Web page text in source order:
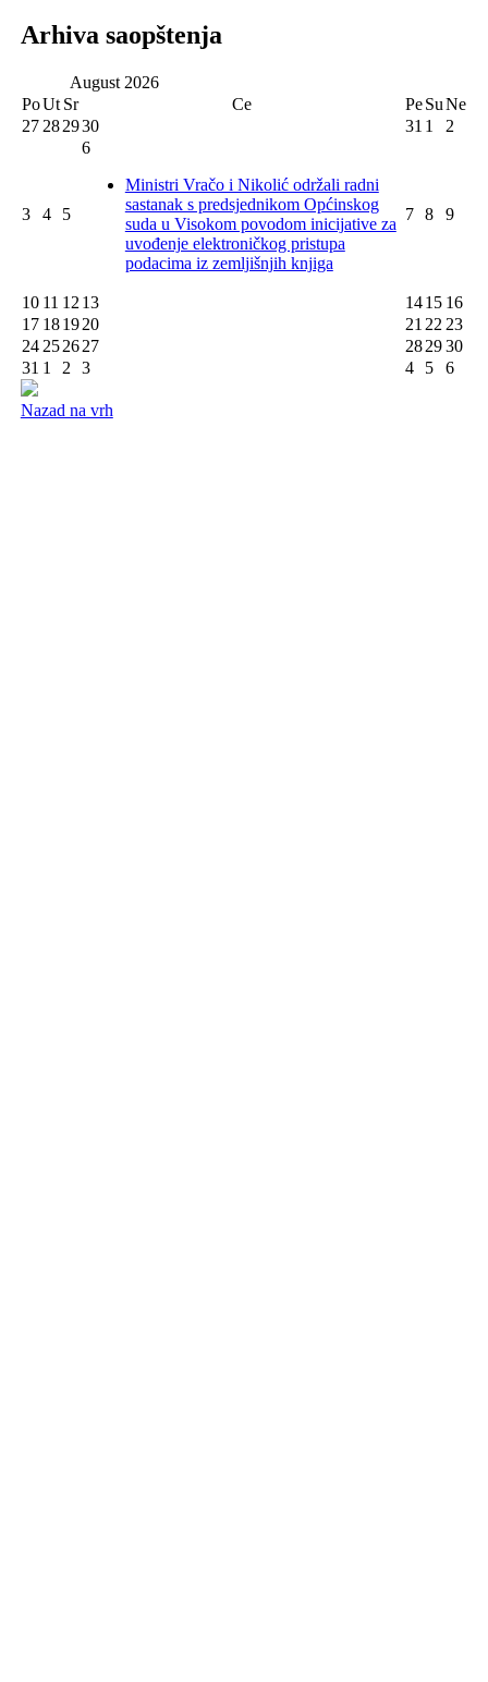
Arhiva saopštenja
August 2026
PoUt Sr Ce PeSuNe
27 282930 31 1 2
3 4 5
6
Ministri Vračo i Nikolić održali radni
sastanak s predsjednikom Općinskog
suda u Visokom povodom inicijative za
uvođenje elektroničkog pristupa
podacima iz zemljišnjih knjiga
7 8 9
10 11 12 13 1415 16
17 181920 21 22 23
24 252627 282930
31 1 2 3 4 5 6
Nazad na vrh